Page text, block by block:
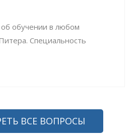
обучении в любом
Специальность
ВСЕ ВОПРОСЫ